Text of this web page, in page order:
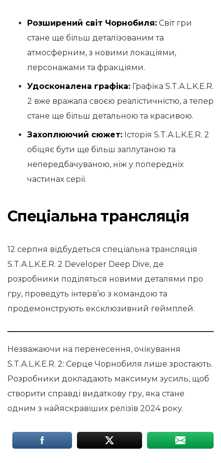
Розширений світ Чорнобиля: Світ гри
стане ще більш деталізованим та
атмосферним, з новими локаціями,
персонажами та фракціями.
Удосконалена графіка: Графіка S.T.A.L.K.E.R.
2 вже вражала своєю реалістичністю, а тепер
стане ще більш детальною та красивою.
Захоплюючий сюжет: Історія S.T.A.L.K.E.R. 2
обіцяє бути ще більш заплутаною та
непередбачуваною, ніж у попередніх
частинах серії.
Спеціальна трансляція
12 серпня відбудеться спеціальна трансляція
S.T.A.L.K.E.R. 2 Developer Deep Dive, де
розробники поділяться новими деталями про
гру, проведуть інтерв’ю з командою та
продемонструють ексклюзивний геймплей.
Незважаючи на перенесення, очікування
S.T.A.L.K.E.R. 2: Серце Чорнобиля лише зростають.
Розробники докладають максимум зусиль, щоб
створити справді видаткову гру, яка стане
одним з найяскравіших релізів 2024 року.